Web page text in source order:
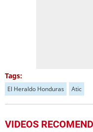
Tags:
El Heraldo Honduras Atic
VIDEOS